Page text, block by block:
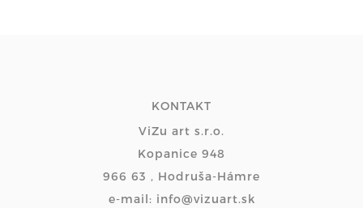
KONTAKT
ViZu art s.r.o.
Kopanice 948
966 63 , Hodruša-Hámre
e-mail: info@vizuart.sk